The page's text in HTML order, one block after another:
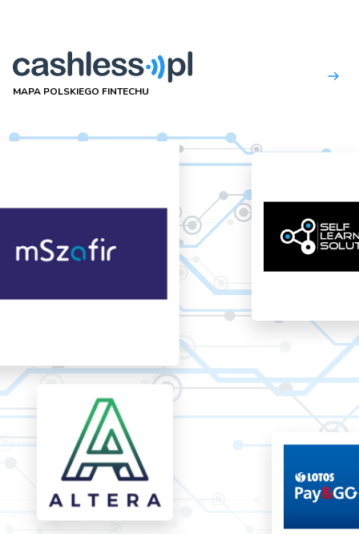
MAPA POLSKIEGO FINTECHU